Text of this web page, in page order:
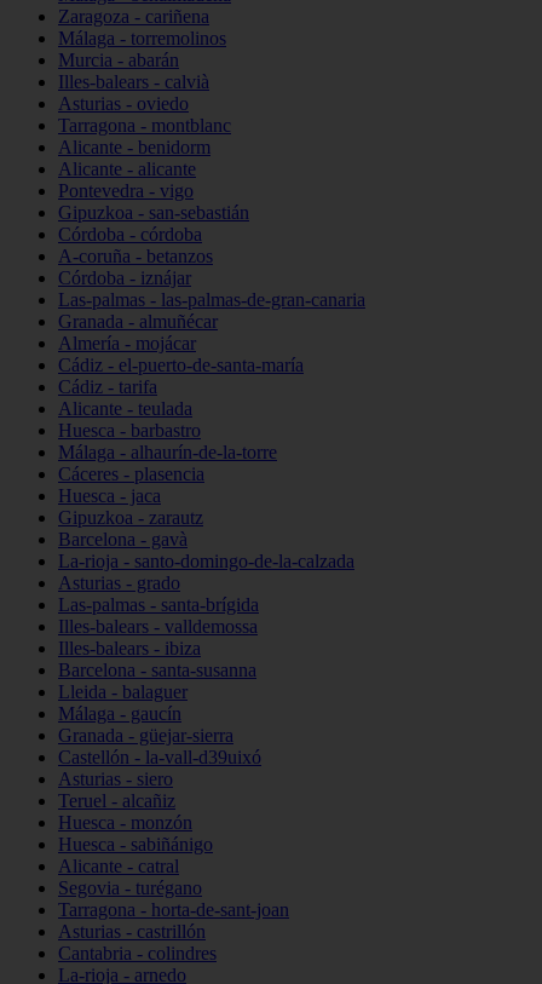
Zaragoza - cariñena
Málaga - torremolinos
Murcia - abarán
Illes-balears - calvià
Asturias - oviedo
Tarragona - montblanc
Alicante - benidorm
Alicante - alicante
Pontevedra - vigo
Gipuzkoa - san-sebastián
Córdoba - córdoba
A-coruña - betanzos
Córdoba - iznájar
Las-palmas - las-palmas-de-gran-canaria
Granada - almuñécar
Almería - mojácar
Cádiz - el-puerto-de-santa-maría
Cádiz - tarifa
Alicante - teulada
Huesca - barbastro
Málaga - alhaurín-de-la-torre
Cáceres - plasencia
Huesca - jaca
Gipuzkoa - zarautz
Barcelona - gavà
La-rioja - santo-domingo-de-la-calzada
Asturias - grado
Las-palmas - santa-brígida
Illes-balears - valldemossa
Illes-balears - ibiza
Barcelona - santa-susanna
Lleida - balaguer
Málaga - gaucín
Granada - güejar-sierra
Castellón - la-vall-d39uixó
Asturias - siero
Teruel - alcañiz
Huesca - monzón
Huesca - sabiñánigo
Alicante - catral
Segovia - turégano
Tarragona - horta-de-sant-joan
Asturias - castrillón
Cantabria - colindres
La-rioja - arnedo